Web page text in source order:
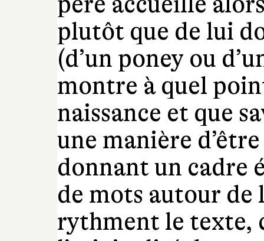
plutôt que de lui
(d’un poney ou
montre à quel
naissance et que
une manière
donnant un cadre
de mots autour de
rythment le texte,